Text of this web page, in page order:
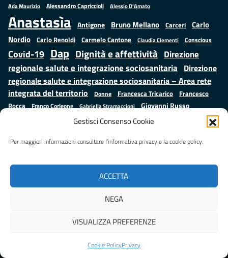
Gestisci Consenso Cookie
Per maggiori informazioni consultare l’informativa privacy e la cookie policy.
ACCETTA
NEGA
VISUALIZZA PREFERENZE
Cookie PolicyPrivacy
Ada Maurizio Alessandro Capriccioli Alessio D'Amato
Anastasìa Antigone Bruno Mellano Carceri
Carlo
Nordio Carlo Renoldi Carmelo Cantone Claudia Clementi Conscious
Covid-19 Dap Dignità e affettività Direzione
regionale salute e integrazione sociosanitaria Direzione
regionale salute e integrazione sociosanitaria – Area rete
integrata del territorio
Donne Francesca Tricarico
Francesco
Rocca
Franco Corleone Gabriella Stramaccioni Giovanni Russo
Giuseppe Emanuele Cangemi Istruzione e cultura
Mauro
Palma ministero della Giustizia Minori Misure
Regione Lazio
Salute Samuele Ciambriello
Sarah Grieco Situazione in numeri
Valentina Calderone